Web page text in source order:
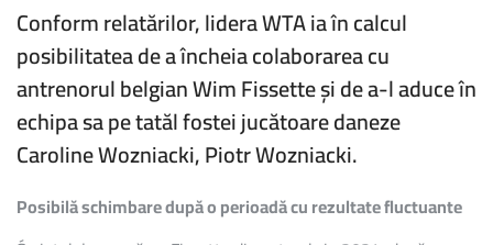
CALCUL
O
SCHIMBARE
SURPRINZĂTOARE
Conform relatărilor, lidera WTA ia în calcul
posibilitatea de a încheia colaborarea cu
antrenorul belgian Wim Fissette și de a-l aduce în
echipa sa pe tatăl fostei jucătoare daneze
Caroline Wozniacki, Piotr Wozniacki.
Posibilă schimbare după o perioadă cu rezultate fluctuante